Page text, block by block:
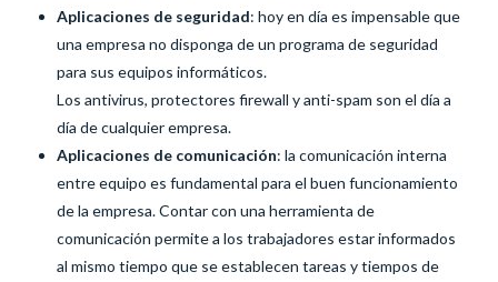
Aplicaciones de seguridad: hoy en día es impensable que
una empresa no disponga de un programa de seguridad
para sus equipos informáticos.
Los antivirus, protectores firewall y anti-spam son el día a
día de cualquier empresa.
Aplicaciones de comunicación: la comunicación interna
entre equipo es fundamental para el buen funcionamiento
de la empresa. Contar con una herramienta de
comunicación permite a los trabajadores estar informados
al mismo tiempo que se establecen tareas y tiempos de